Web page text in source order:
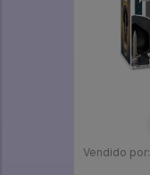
Vendido por: